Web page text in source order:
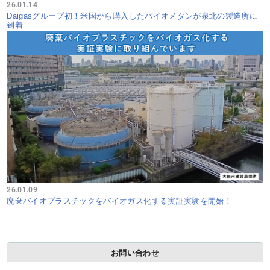
26.01.14
Daigasグループ初！米国から購入したバイオメタンが泉北の製造所に
到着
26.01.09
廃棄バイオプラスチックをバイオガス化する実証実験を開始！
お問い合わせ